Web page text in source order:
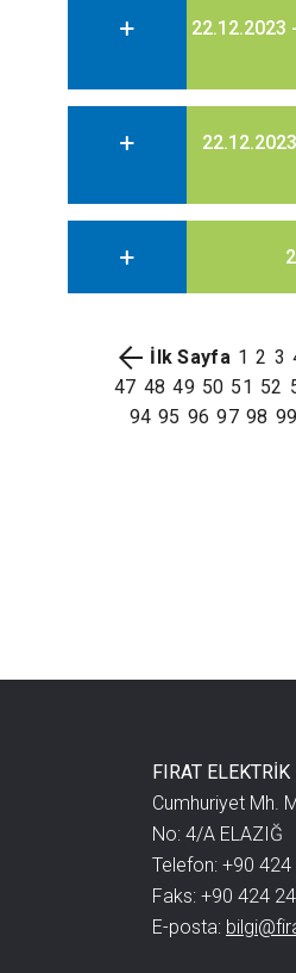
22.12.2023
İlk Sayfa 1 2 3
47 48 49 50 51 52
94 95 96 97 98 99
FIRAT
Cumhuriyet Mh.
No: 4/A ELAZIĞ
Telefon: +90
Faks: +90 424
E-posta: